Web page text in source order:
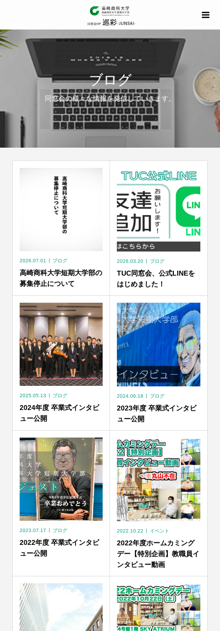
ブログ
同窓会の様々な情報を発信していきます。
2026.07.01 ブログ
高崎商科大学短期大学部の
募集停止について
2026.03.20 ブログ
TUC同窓会、公式LINEを
はじめました！
2025.05.13 ブログ
2024年度 卒業式インタビ
ュー公開
2024.06.18 ブログ
2023年度 卒業式インタビ
ュー公開
2023.07.17 ブログ
2022年度 卒業式インタビ
ュー公開
2022.10.22 イベント
2022年度ホームカミング
デー【特別企画】教職員イ
ンタビュー動画